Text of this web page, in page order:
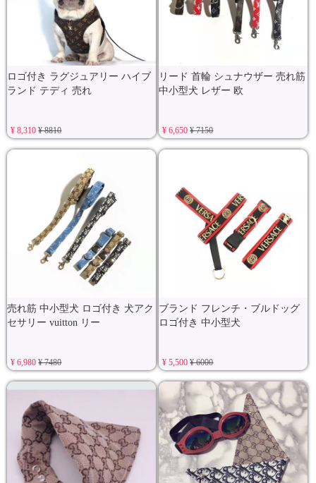
ロゴ付き ラグジュアリー ハイブ
ランド テディ 売れ
¥ 8,310¥ 8810
リード 首輪 シュナウザー 売れ筋
中小型犬 レザー 欧
¥ 6,650¥ 7150
売れ筋 中小型犬 ロゴ付き 犬アク
セサリー vuitton リー
¥ 6,980¥ 7480
ブランド フレンチ・ブルドッグ
ロゴ付き 中小型犬
¥ 5,500¥ 6000